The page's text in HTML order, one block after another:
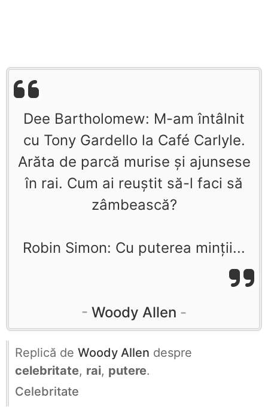
Dee Bartholomew: M-am întâlnit
cu Tony Gardello la Café Carlyle.
Arăta de parcă murise şi ajunsese
în rai. Cum ai reuştit să-l faci să
zâmbească?
Robin Simon: Cu puterea minţii...
Woody Allen
Replică de Woody Allen despre
celebritate, rai, putere.
Celebritate